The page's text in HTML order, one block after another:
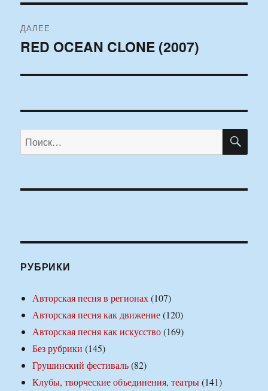
ДАЛЕЕ
Следующая
RED OCEAN CLONE (2007)
Искать:
РУБРИКИ
Авторская песня в регионах(107)
Авторская песня как движение(120)
Авторская песня как искусство(169)
Без рубрики (145)
Грушинский фестиваль(82)
Клубы, творческие объединения, театры(141)